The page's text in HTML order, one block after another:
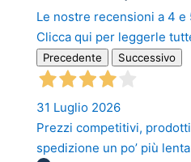
Le nostre recensioni a 4 e
Clicca qui per leggerle
Precedente Successivo
31 Luglio 2026
Prezzi competitivi,
spedizione un po’ più